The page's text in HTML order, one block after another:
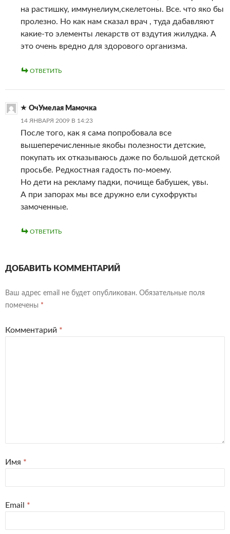
на растишку, иммунелиум,скелетоны. Все. что яко бы
пролезно. Но как нам сказал врач , туда дабавляют
какие-то элементы лекарств от вздутия жилудка. А
это очень вредно для здорового организма.
ОТВЕТИТЬ
ОчУмелая Мамочка
14 ЯНВАРЯ 2009 В 14:23
После того, как я сама попробовала все
вышеперечисленные якобы полезности детские,
покупать их отказываюсь даже по большой детской
просьбе. Редкостная гадость по-моему.
Но дети на рекламу падки, почище бабушек, увы.
А при запорах мы все дружно ели сухофрукты
замоченные.
ОТВЕТИТЬ
ДОБАВИТЬ КОММЕНТАРИЙ
Ваш адрес email не будет опубликован. Обязательные поля
помечены *
Комментарий *
Имя *
Email *